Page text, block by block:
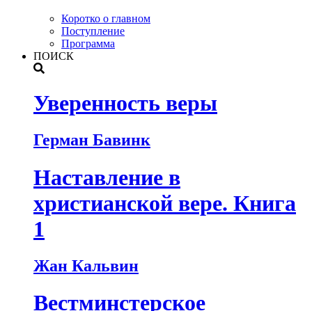
Коротко о главном
Поступление
Программа
ПОИСК
Уверенность веры
Герман Бавинк
Наставление в
христианской вере. Книга
1
Жан Кальвин
Вестминстерское